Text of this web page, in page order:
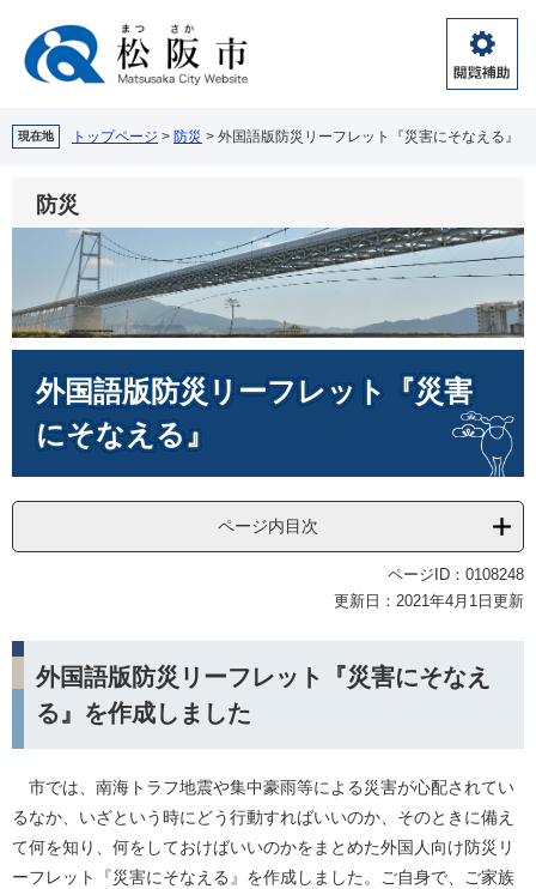
閲
覧
助
現在地 トップページ > 防災 > 外国語版防災リーフレット『災害にそなえる』
防災
外国語版防災リーフレット『災害
にそなえる』
ページ内目次
ページID：0108248
更新日：2021年4月1日更新
外国語版防災リーフレット『災害にそなえ
る』を作成しました
市では、南海トラフ地震や集中豪雨等による災害が心配されてい
るなか、いざという時にどう行動すればいいのか、そのときに備え
て何を知り、何をしておけばいいのかをまとめた外国人向け防災リ
ーフレット『災害にそなえる』を作成しました。ご自身で、ご家族